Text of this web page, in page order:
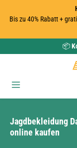
Bis zu 40% Rabatt +
📦
Jagdbekleidung
online kaufen